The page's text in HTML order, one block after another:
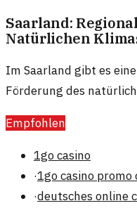
Saarland:
Natürlichen
Im Saarland gibt es
Förderung des
Methoden und
Empfohlen
1go casino
·1go casino promo
·deutsches online